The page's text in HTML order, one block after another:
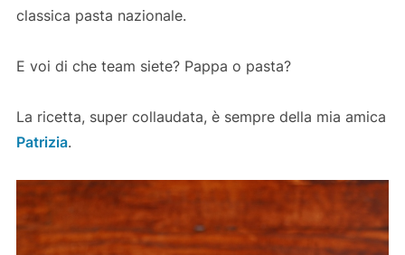
classica pasta nazionale.
E voi di che team siete? Pappa o pasta?
La ricetta, super collaudata, è sempre della mia amica
Patrizia.